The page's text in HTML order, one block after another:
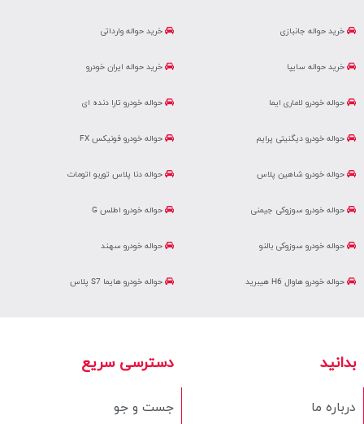
خرید حواله وارداتی خرید حواله جانبازی
خرید حواله ایران خودرو خرید حواله سایپا
حواله خودرو تارا دنده ای حواله خودرو لاماری ایما
حواله خودرو فونیکس FX حواله خودرو دیگنیتی پرایم
حواله دنا پلاس توربو اتومات حواله خودرو شاهین پلاس
حواله خودرو اطلس G حواله خودرو سوزوکی جیمنی
حواله خودرو سهند حواله خودرو سوزوکی بالنو
حواله خودرو هایما S7 پلاس حواله خودرو هاوال H6 هیبرید
دسترسی سریع
جست و جو
بدانید
درباره ما